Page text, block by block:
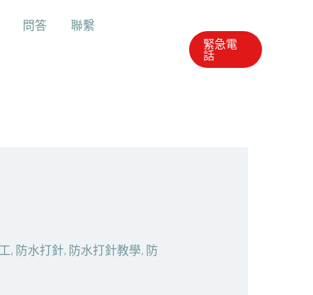
問答 聯繫
緊急電
話
, 防水打針, 防水打針教學, 防